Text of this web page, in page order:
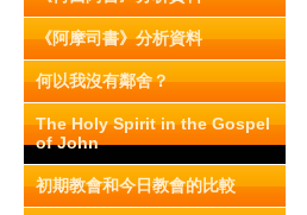
《阿摩司書》分析資料
何以我沒有鄰舍？
The Holy Spirit in the Gospel
of John
初期教會和今日教會的比較